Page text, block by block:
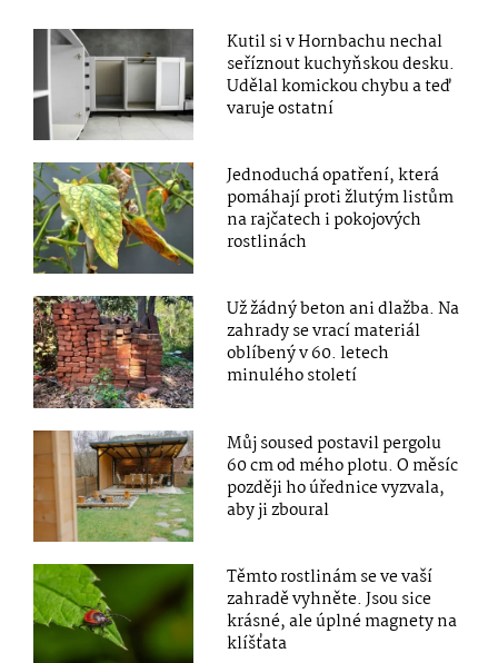
Kutil si v Hornbachu nechal
seříznout kuchyňskou desku.
Udělal komickou chybu a teď
varuje ostatní
Jednoduchá opatření, která
pomáhají proti žlutým listům
na rajčatech i pokojových
rostlinách
Už žádný beton ani dlažba. Na
zahrady se vrací materiál
oblíbený v 60. letech
minulého století
Můj soused postavil pergolu
60 cm od mého plotu. O měsíc
později ho úřednice vyzvala,
aby ji zboural
Těmto rostlinám se ve vaší
zahradě vyhněte. Jsou sice
krásné, ale úplné magnety na
klíšťata